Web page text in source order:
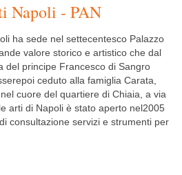
Napoli - PAN
ha sede nel settecentesco Palazzo
valore storico e artistico che dal
del principe Francesco di Sangro
ceduto alla famiglia Carata,
cuore del quartiere di Chiaia, a via
arti di Napoli è stato aperto nel2005
consultazione servizi e strumenti per